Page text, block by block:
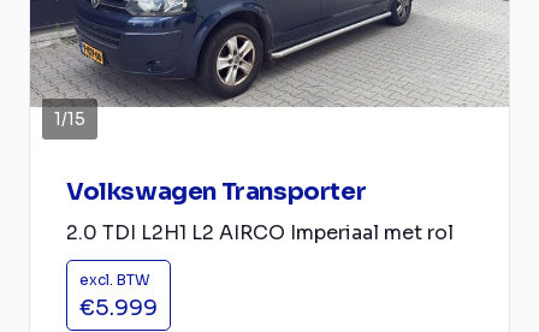
1/15
Volkswagen Transporter
2.0 TDI L2H1 L2 AIRCO Imperiaal met rol
excl. BTW
€5.999